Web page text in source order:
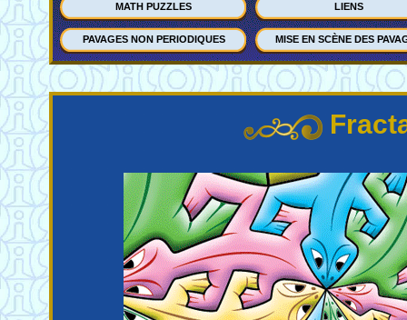
MATH PUZZLES LIENS
PAVAGES NON PERIODIQUES MISE EN SCÈNE DES